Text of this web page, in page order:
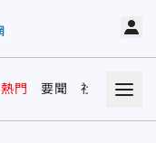
熱門 要聞 社會 娛樂